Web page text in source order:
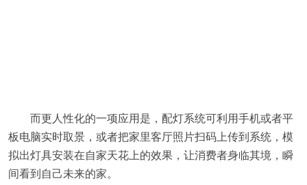
而更人性化的一项应用是，配灯系统可利用手机或者平
板电脑实时取景，或者把家里客厅照片扫码上传到系统，模
拟出灯具安装在自家天花上的效果，让消费者身临其境，瞬
间看到自己未来的家。